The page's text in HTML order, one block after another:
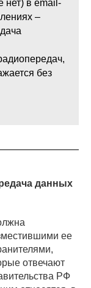
нет) в email-
–
без
данных
ее
отвечают
РФ